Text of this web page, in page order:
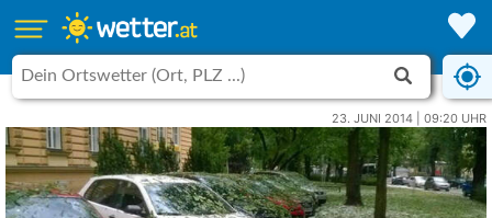
23. JUNI 2014 | 09:20 UHR